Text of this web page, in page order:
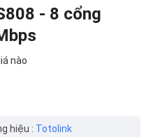
- 8 cổng
nào
hiệu : Totolink